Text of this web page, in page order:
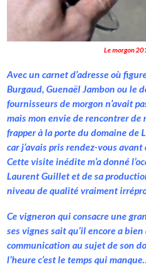
Le morgon
Avec un carnet d’adresse où
Burgaud, Guenaël Jambon ou le
fournisseurs de morgon n’avait
mais mon envie de rencontrer de
frapper à la porte du domaine de
car j’avais pris rendez-vous
Cette visite inédite m’a donné
Laurent Guillet et de sa
niveau de qualité vraiment
Ce vigneron qui consacre une
ses vignes sait qu’il encore a
communication au sujet de son
l’heure c’est le temps qui